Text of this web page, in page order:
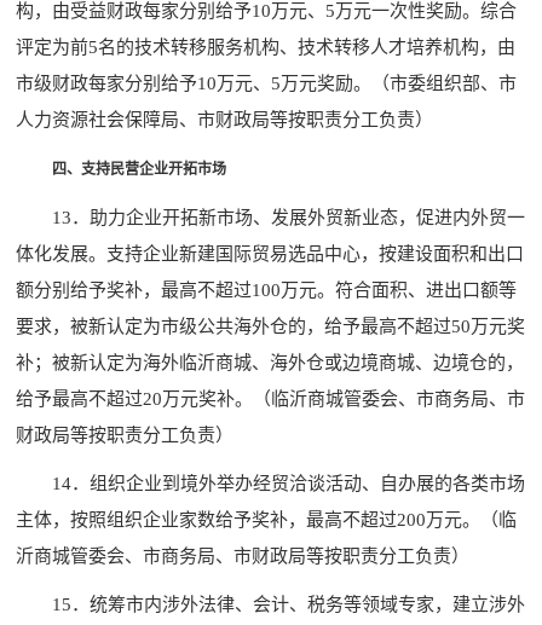
构，由受益财政每家分别给予10万元、5万元一次性奖励。综合
评定为前5名的技术转移服务机构、技术转移人才培养机构，由
市级财政每家分别给予10万元、5万元奖励。（市委组织部、市
人力资源社会保障局、市财政局等按职责分工负责）
四、支持民营企业开拓市场
13．助力企业开拓新市场、发展外贸新业态，促进内外贸一
体化发展。支持企业新建国际贸易选品中心，按建设面积和出口
额分别给予奖补，最高不超过100万元。符合面积、进出口额等
要求，被新认定为市级公共海外仓的，给予最高不超过50万元奖
补；被新认定为海外临沂商城、海外仓或边境商城、边境仓的，
给予最高不超过20万元奖补。（临沂商城管委会、市商务局、市
财政局等按职责分工负责）
14．组织企业到境外举办经贸洽谈活动、自办展的各类市场
主体，按照组织企业家数给予奖补，最高不超过200万元。（临
沂商城管委会、市商务局、市财政局等按职责分工负责）
15．统筹市内涉外法律、会计、税务等领域专家，建立涉外